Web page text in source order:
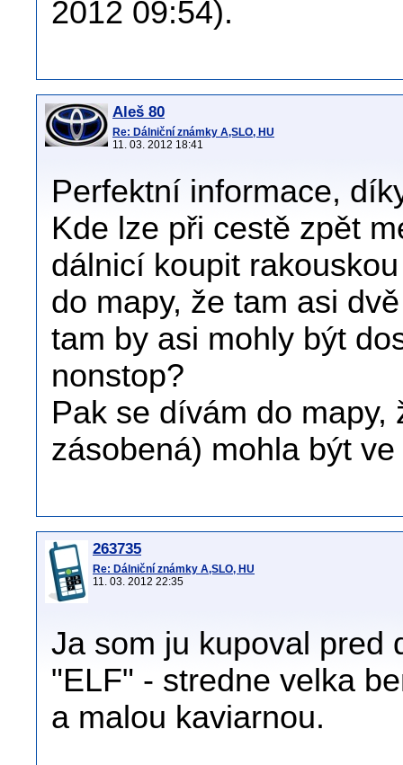
2012 09:54).
Aleš 80
Re: Dálniční známky A,SLO, HU
11. 03. 2012 18:41
Perfektní informace,
Kde lze při cestě zpět
dálnicí koupit
do mapy, že tam asi
tam by asi mohly být
nonstop?
Pak se dívám do
zásobená) mohla být
263735
Re: Dálniční známky A,SLO, HU
11. 03. 2012 22:35
Ja som ju kupoval pred
"ELF" - stredne velka
a malou kaviarnou.